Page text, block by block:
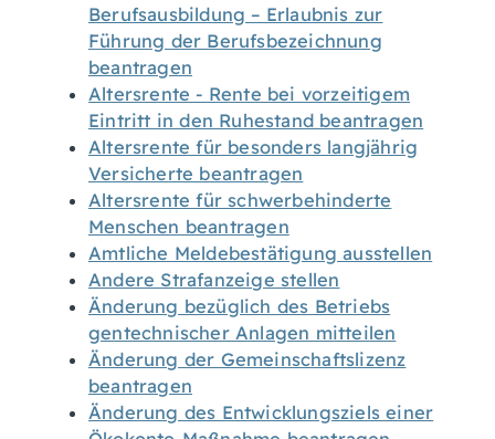
Berufsausbildung – Erlaubnis zur
Führung der Berufsbezeichnung
beantragen
Altersrente - Rente bei vorzeitigem
Eintritt in den Ruhestand beantragen
Altersrente für besonders langjährig
Versicherte beantragen
Altersrente für schwerbehinderte
Menschen beantragen
Amtliche Meldebestätigung ausstellen
Andere Strafanzeige stellen
Änderung bezüglich des Betriebs
gentechnischer Anlagen mitteilen
Änderung der Gemeinschaftslizenz
beantragen
Änderung des Entwicklungsziels einer